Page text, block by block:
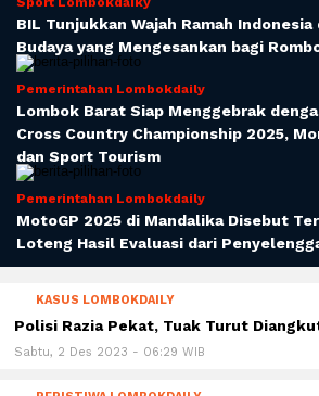
BIL Tunjukkan Wajah Ramah
Budaya yang Mengesankan bagi
Pemerintahan Lombokdaily
Lombok Barat Siap Menggebrak
Cross Country Championship 2025,
dan Sport Tourism
Pemerintahan Lombokdaily
MotoGP 2025 di Mandalika Disebut
Loteng Hasil Evaluasi dari
KASUS LOMBOKDAILY
Polisi Razia Pekat, Tuak Turut
Sabtu, 2 Des 2023 - 06:29 WIB